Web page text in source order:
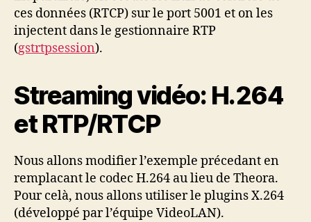
ces données (RTCP) sur le port 5001 et on les
injectent dans le gestionnaire RTP
(gstrtpsession).
Streaming vidéo: H.264
et RTP/RTCP
Nous allons modifier l’exemple précedant en
remplacant le codec H.264 au lieu de Theora.
Pour celà, nous allons utiliser le plugins X.264
(développé par l’équipe VideoLAN).